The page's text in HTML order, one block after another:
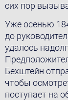
сих пор
Уже осенью
до
удалось
Бехштейн
чтобы
поступает на